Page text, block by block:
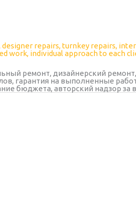
ремонт, дизайнерский
гарантия на выполненные
бюджета, авторский надзор за